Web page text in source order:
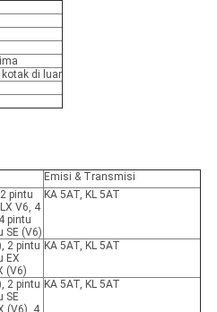
di luar
Emisi & Transmisi
pintu
V6, 4
pintu
SE (V6)
KA 5AT, KL 5AT
2 pintu
EX
(V6)
KA 5AT, KL 5AT
2 pintu
SE
KA 5AT, KL 5AT